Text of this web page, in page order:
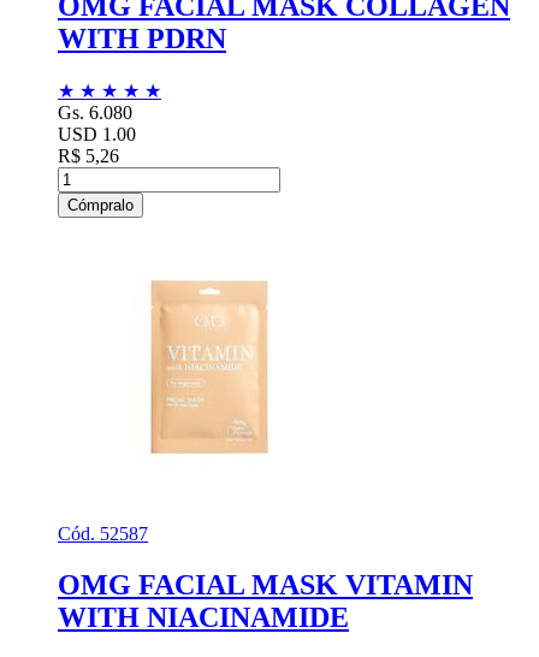
WITH PDRN
★ ★ ★ ★ ★
Gs. 6.080
USD 1.00
R$ 5,26
Cómpralo
Cód. 52587
OMG FACIAL MASK VITAMIN
WITH NIACINAMIDE